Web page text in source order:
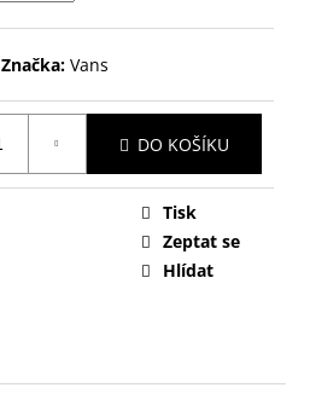
Značka:Vans
DO KOŠÍKU
Tisk
Zeptat se
Hlídat